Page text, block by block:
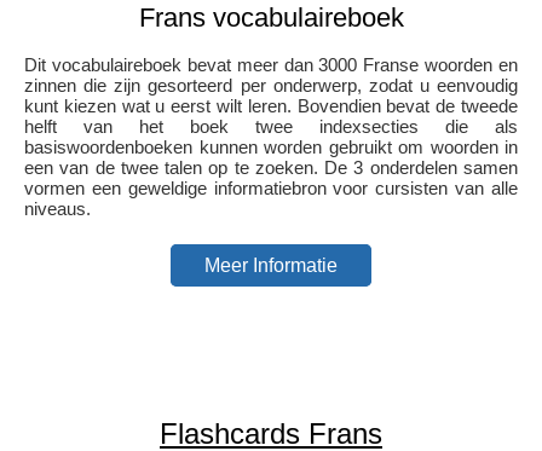
Frans vocabulaireboek
Dit vocabulaireboek bevat meer dan 3000 Franse woorden en
zinnen die zijn gesorteerd per onderwerp, zodat u eenvoudig
kunt kiezen wat u eerst wilt leren. Bovendien bevat de tweede
helft van het boek twee indexsecties die als
basiswoordenboeken kunnen worden gebruikt om woorden in
een van de twee talen op te zoeken. De 3 onderdelen samen
vormen een geweldige informatiebron voor cursisten van alle
niveaus.
Meer Informatie
Flashcards Frans